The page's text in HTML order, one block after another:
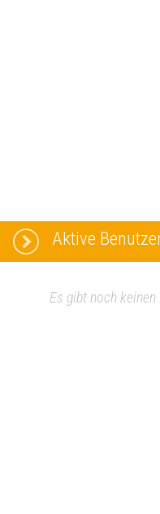
Aktive
Es gibt noch keinen